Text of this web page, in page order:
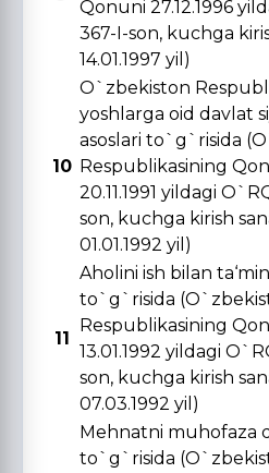
Qonuni 27.12.1996
367-I-son, kuchga
14.01.1997 yil)
10
O`zbekiston
yoshlarga oid davlat
asoslari to`g`risida
Respublikasining
20.11.1991 yildagi
son, kuchga kirish
01.01.1992 yil)
11
Aholini ish bilan
to`g`risida
Respublikasining
13.01.1992 yildagi
son, kuchga kirish
07.03.1992 yil)
Mehnatni muhofaza
to`g`risida